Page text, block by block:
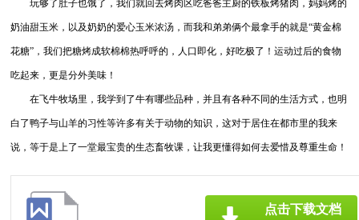
玩够了肚子也饿了，我们就回去烤肉区吃爸爸主厨的铁板烤猪肉，妈妈烤的
奶油甜玉米，以及奶奶的爱心玉米浓汤，而我和弟弟俩个最拿手的就是“黄金棉
花糖”，我们把糖烤成软棉棉热呼呼的，人口即化，好吃极了！运动过后的食物
吃起来，更是分外美味！
在飞牛牧场里，我学到了牛有哪些品种，并且有各种不同的生活方式，也明
白了鸭子与山羊的习性等许多有关于动物的知识，这对于居住在都市里的我来
说，等于是上了一堂最宝贵的生态畜牧课，让我更懂得如何去爱惜及尊重生命！
点击下载文档